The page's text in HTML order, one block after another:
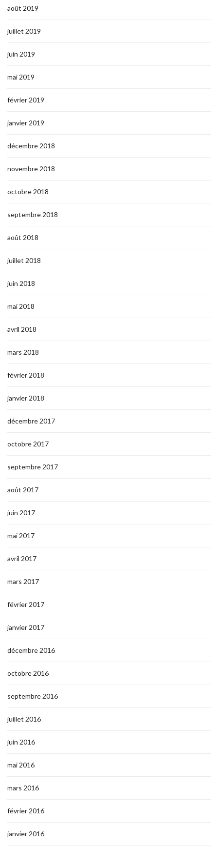
août 2019
juillet 2019
juin 2019
mai 2019
février 2019
janvier 2019
décembre 2018
novembre 2018
octobre 2018
septembre 2018
août 2018
juillet 2018
juin 2018
mai 2018
avril 2018
mars 2018
février 2018
janvier 2018
décembre 2017
octobre 2017
septembre 2017
août 2017
juin 2017
mai 2017
avril 2017
mars 2017
février 2017
janvier 2017
décembre 2016
octobre 2016
septembre 2016
juillet 2016
juin 2016
mai 2016
mars 2016
février 2016
janvier 2016